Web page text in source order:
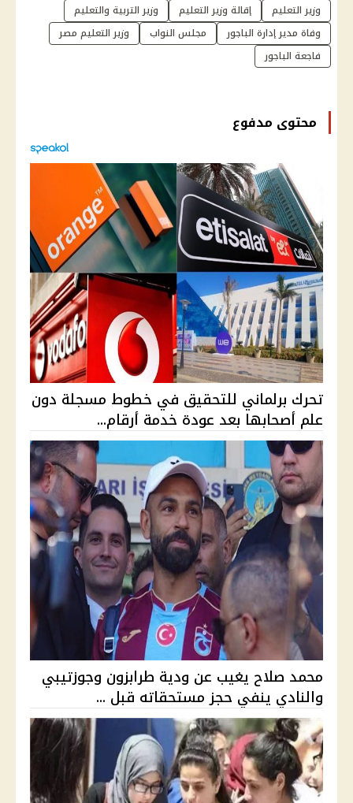
وزير التعليم إقالة وزير التعليم
وزير التربية والتعليم
وفاة مدير إدارة الباجور
مجلس النواب
وزير التعليم مصر
فاجعة الباجور
محتوى مدفوع
تحرك برلماني للتحقيق في خطوط مسجلة دون
علم أصحابها بعد عودة خدمة أرقام...
محمد صلاح يغيب عن ودية طرابزون وجوزتيبي
والنادي ينفي حجز مستحقاته قبل ...